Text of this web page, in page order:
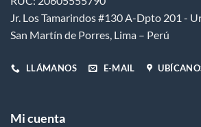
Jr. Los Tamarindos #130 A-Dpto 201 -
San Martín de Porres, Lima – Perú
LLÁMANOS E-MAIL
Mi cuenta